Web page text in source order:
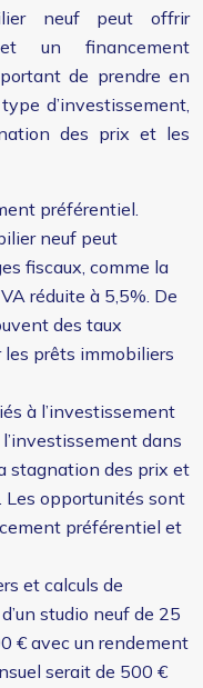
neuf peut offrir
un financement
de prendre en
d’investissement,
des prix et les
préférentiel.
neuf peut
fiscaux, comme la
réduite à 5,5%. De
des taux
les prêts immobiliers
à l’investissement
dans
stagnation des prix et
Les opportunités sont
préférentiel et
et calculs de
studio neuf de 25
€ avec un rendement
serait de 500 €